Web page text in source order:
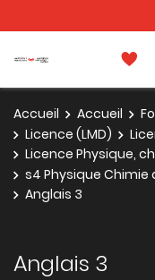
Accueil Accueil
Licence (LMD)
Licence Physique,
s4 Physique
Anglais 3
Anglais 3